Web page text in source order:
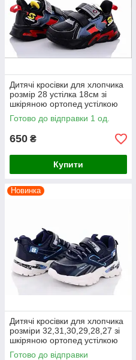
Дитячі кросівки для хлопчика
розмір 28 устілка 18см зі
шкіряною ортопед устілкою
ВВТ чорні
Готово до відправки 1 од.
650 ₴
Купити
Новинка
Дитячі кросівки для хлопчика
розміри 32,31,30,29,28,27 зі
шкіряною ортопед устілкою
ВВТ сині
Готово до відправки